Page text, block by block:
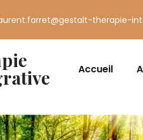
therapie-
Accueil